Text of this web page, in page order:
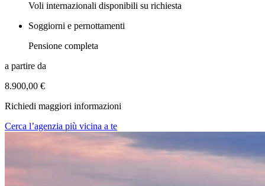
Voli internazionali disponibili su richiesta
Soggiorni e pernottamenti
Pensione completa
a partire da
8.900,00 €
Richiedi maggiori informazioni
Cerca l’agenzia più vicina a te